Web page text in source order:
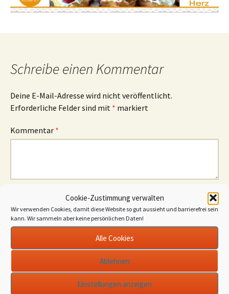
Cookie-Zustimmung verwalten
Wir verwenden Cookies, damit diese Website so gut aussieht und barrierefrei sein
kann. Wir sammeln aber keine persönlichen Daten!
Alle Cookies
Ablehnen
Einstellungen anzeigen
Schreibe einen Kommentar
Deine E-Mail-Adresse wird nicht veröffentlicht.
Erforderliche Felder sind mit * markiert
Kommentar *
E-Mail-Adresse*